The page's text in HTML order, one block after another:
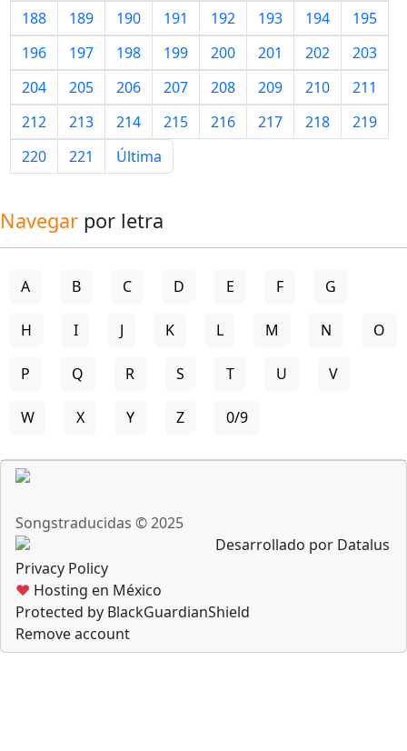
188
189 190 191 192 193 194
195
196
197 198 199 200 201 202
203
204
205 206 207 208 209 210
211
212
213 214 215 216 217 218
219
220
221 Última
Navegar por letra
A B C D E F G
H I J K L M N O
P Q R S T U V
W X Y Z 0/9
Songstraducidas © 2025
Desarrollado por Datalus
Privacy Policy
♥ Hosting en México
Protected by BlackGuardianShield
Remove account